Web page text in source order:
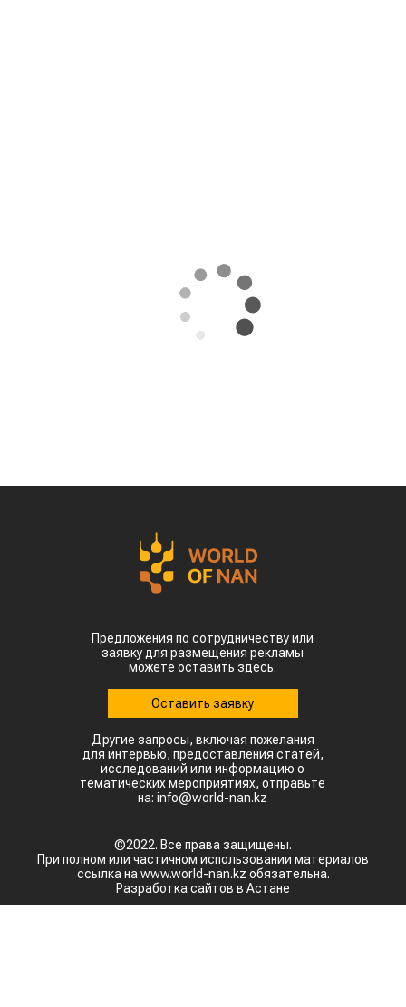
Предложения по сотрудничеству или
заявку для размещения рекламы
можете оставить здесь.
Оставить заявку
Другие запросы, включая пожелания
для интервью, предоставления статей,
исследований или информацию о
тематических мероприятиях, отправьте
на: info@world-nan.kz
©2022. Все права защищены.
При полном или частичном использовании материалов
ссылка на www.world-nan.kz обязательна.
Разработка сайтов в Астане